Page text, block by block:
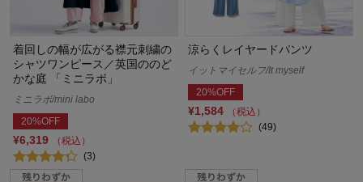
着回しの幅が広がる襟元刺繍の
シャツワンピース／英国ののど
かな庭 「ミニラボ」
ミニラボ/mini labo
20%OFF
¥6,319
（税込）
(3)
涼らくレイヤードパンツ
イットマイセルフ/It myself
20%OFF
¥1,584
（税込）
(49)